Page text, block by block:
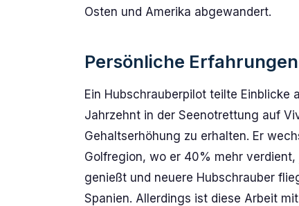
Osten und Amerika abgewandert.
Persönliche
Ein Hubschrauberpilot teilte Einblicke
Jahrzehnt in der Seenotrettung auf
Gehaltserhöhung zu erhalten. Er
Golfregion, wo er 40% mehr
genießt und neuere Hubschrauber
Spanien. Allerdings ist diese Arbeit